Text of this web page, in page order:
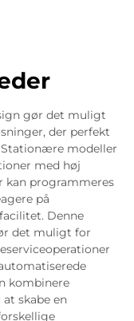
gør det muligt
der perfekt
Stationære modeller
med høj
kan programmeres
på
Denne
det muligt for
kombinere
skabe en